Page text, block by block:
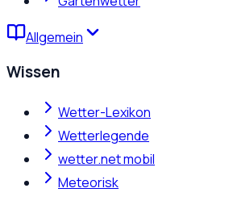
Allgemein
Wissen
Wetter-Lexikon
Wetterlegende
wetter.net mobil
Meteorisk